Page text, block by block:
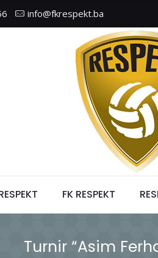
info@fkrespekt.ba
FK RESPEKT
Turnir “Asim